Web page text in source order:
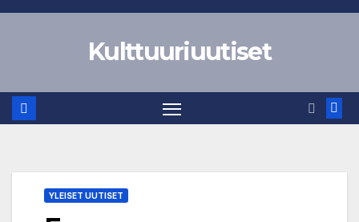
Skip
Kulttuuriuutiset
YLEISET UUTISET